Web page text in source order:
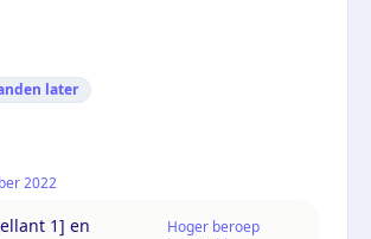
later
2022
1] en
Hoger beroep